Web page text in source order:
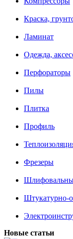
Краска,
Ламинат
Одежда,
Перфораторы
Пилы
Плитка
Профиль
Фрезеры
Штукатурно-
Новые статьи